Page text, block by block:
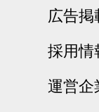
広告掲
採用情
運営企